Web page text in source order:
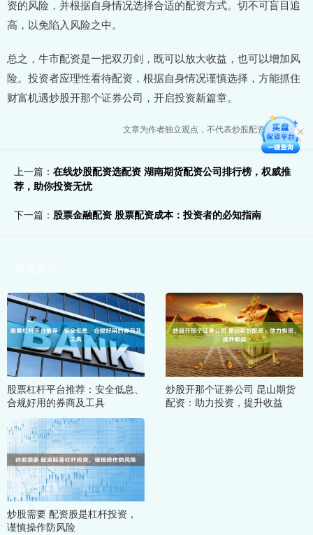
资的风险，并根据自身情况选择合适的配资方式。切不可盲目追
高，以免陷入风险之中。
总之，牛市配资是一把双刃剑，既可以放大收益，也可以增加风
险。投资者应理性看待配资，根据自身情况谨慎选择，方能抓住
财富机遇炒股开那个证券公司，开启投资新篇章。
文章为作者独立观点，不代表炒股配资开户观点
上一篇： 在线炒股配资选配资 湖南期货配资公司排行榜，权威推
荐，助你投资无忧
下一篇： 股票金融配资 股票配资成本：投资者的必知指南
股票杠杆平台推荐：安全低息、
合规好用的券商及工具
炒股开那个证券公司 昆山期货
配资：助力投资，提升收益
炒股需要 配资股是杠杆投资，
谨慎操作防风险